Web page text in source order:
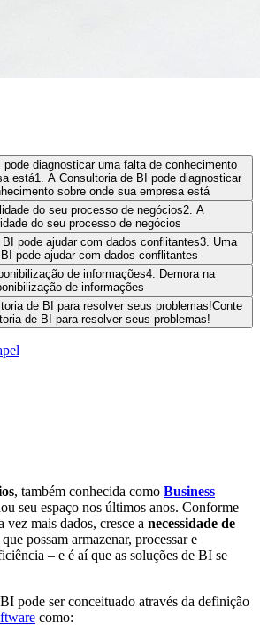
diagnosticar uma falta de conhecimento
está1. A Consultoria de BI pode diagnosticar
sobre onde sua empresa está
do seu processo de negócios2. A
do seu processo de negócios
pode ajudar com dados conflitantes3. Uma
pode ajudar com dados conflitantes
de informações4. Demora na
de informações
de BI para resolver seus problemas!Conte
de BI para resolver seus problemas!
, também conhecida como Business
seu espaço nos últimos anos. Conforme
vez mais dados, cresce a necessidade de
que possam armazenar, processar e
– e é aí que as soluções de BI se
pode ser conceituado através da definição
como: